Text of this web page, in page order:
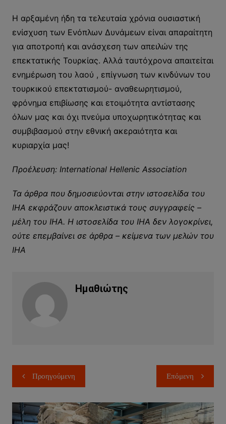
Η αρξαμένη ήδη τα τελευταία χρόνια ουσιαστική
ενίσχυση των Ενόπλων Δυνάμεων είναι απαραίτητη
για αποτροπή και ανάσχεση των απειλών της
επεκτατικής Τουρκίας. Αλλά ταυτόχρονα απαιτείται
ενημέρωση του λαού , επίγνωση των κινδύνων του
τουρκικού επεκτατισμού- αναθεωρητισμού,
φρόνημα επιβίωσης και ετοιμότητα αντίστασης
όλων μας και όχι πνεύμα υποχωρητικότητας και
συμβιβασμού στην εθνική ακεραιότητα και
κυριαρχία μας!
Προέλευση: International Hellenic Association
Τα άρθρα που δημοσιεύονται στην ιστοσελίδα του
ΙΗΑ εκφράζουν αποκλειστικά τους συγγραφείς –
μέλη του ΙΗΑ. Η ιστοσελίδα του ΙΗΑ δεν λογοκρίνει,
ούτε επεμβαίνει σε άρθρα – κείμενα των μελών του
ΙΗΑ
Ημαθιώτης
Πλοήγηση
άρθρων
Προηγούμενη Επόμενη